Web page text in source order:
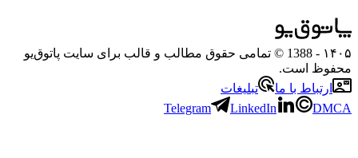
۱۴۰۵
- 1388 © تمامی حقوق مطالب و قالب برای سایت پاتوق‌یو
محفوظ است.
ارتباط با ما
تبلیغات
Telegram
LinkedIn DMCA